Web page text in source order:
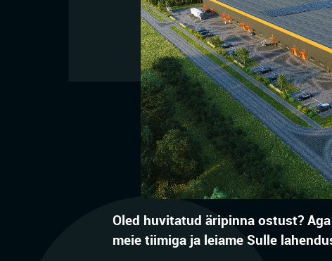
Oled huvitatud äripinna ostust?
meie tiimiga ja leiame Sulle